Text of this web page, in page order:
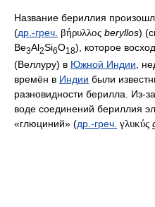
Название бериллия
(др.-греч. βήρυλλος beryllos)
Be3Al2Si6O18), которое
(Веллуру) в Южной Индии,
времён в Индии были
разновидности берилла. Из-
воде соединений бериллия
«глюциний» (др.-греч. γλυκύς